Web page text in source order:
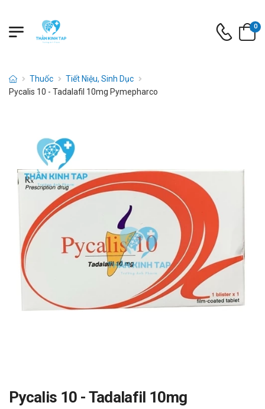
0
Thuốc
Tiết Niệu, Sinh Dục
Pycalis 10 - Tadalafil 10mg Pymepharco
Pycalis 10 - Tadalafil 10mg